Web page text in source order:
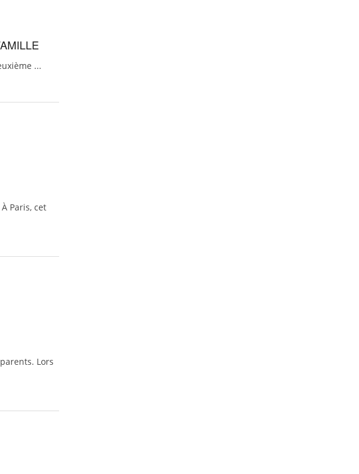
...
Paris, cet
Lors